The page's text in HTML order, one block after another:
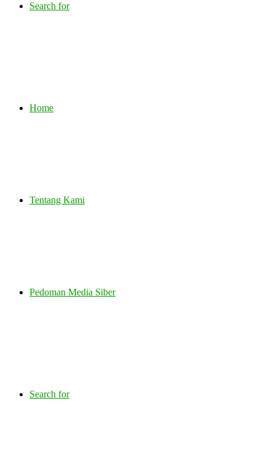
Search for
Home
Tentang Kami
Pedoman Media Siber
Search for